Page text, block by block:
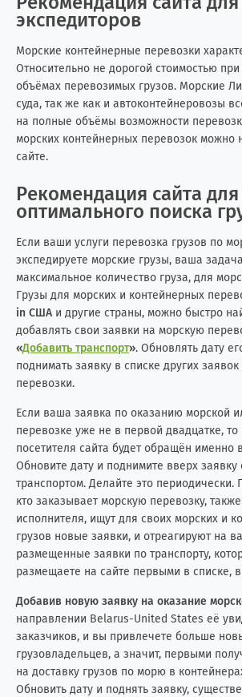
экспедиторов
Морские контейнерные перевозки
Относительно не дорогой стоимостью
объёмах перевозимых грузов. Морские
суда, так же как и автоконтейнеровозы
на полные объёмы возможности
морских контейнерных перевозок можно
сайте.
Рекомендация сайта для
оптимального поиска
Если ваши услуги перевозка грузов по
экспедируете морские грузы, ваша
максимальное количество груза, для
Грузы для морских и контейнерных
in США и другие страны, можно быстро
добавлять свои заявки на морскую
«Добавить транспорт». Обновлять дату
поднимать заявку в списке других
перевозки.
Если ваша заявка по оказанию морской
перевозке уже не в первой двадцатке,
посетителя сайта будет обращён именно
Обновите дату и поднимите вверх
транспортом. Делайте это периодически.
кто заказывает морскую перевозку,
исполнителя, ищут для своих морских и
грузов новые заявки, и отреагируют на
размещенные заявки по транспорту,
размещаете на сайте первыми в списке,
Добавив новую заявку на оказание
направлении Belarus-United States её
заказчиков, и вы привлечете больше
грузовладельцев, а значит, первыми
на доставку грузов по морю в
Обновить дату и поднять заявку,